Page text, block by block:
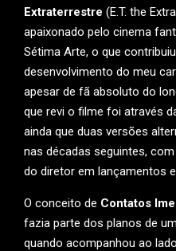
Extraterrestre (E.T. the
apaixonado pelo cinema
Sétima Arte, o que
desenvolvimento do meu
apesar de fã absoluto do
que revi o filme foi através
ainda que duas versões
nas décadas seguintes,
do diretor em lançamentos
O conceito de Contatos
fazia parte dos planos de
quando acompanhou ao